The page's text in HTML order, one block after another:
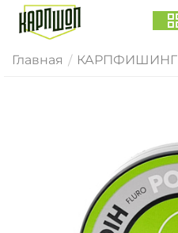
Главная / КАРПФИШИНГ